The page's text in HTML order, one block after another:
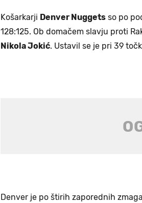
Košarkarji Denver Nuggets so po
128:125. Ob domačem slavju proti
Nikola Jokić. Ustavil se je pri 39
Denver je po štirih zaporednih